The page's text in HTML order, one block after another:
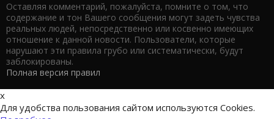
Оставляя комментарий, пожалуйста, помните о том, что
содержание и тон Вашего сообщения могут задеть чувства
реальных людей, непосредственно или косвенно имеющих
отношение к данной новости. Пользователи, которые
нарушают эти правила грубо или систематически, будут
заблокированы.
Полная версия правил
x
Для удобства пользования сайтом используются Cookies.